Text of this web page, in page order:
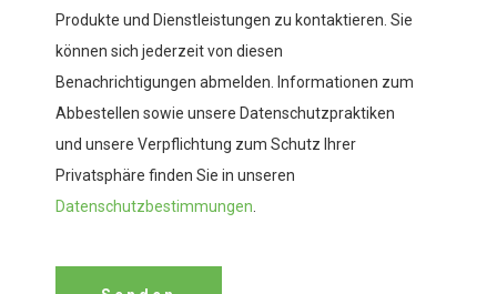
Produkte und Dienstleistungen zu kontaktieren. Sie
können sich jederzeit von diesen
Benachrichtigungen abmelden. Informationen zum
Abbestellen sowie unsere Datenschutzpraktiken
und unsere Verpflichtung zum Schutz Ihrer
Privatsphäre finden Sie in unseren
Datenschutzbestimmungen